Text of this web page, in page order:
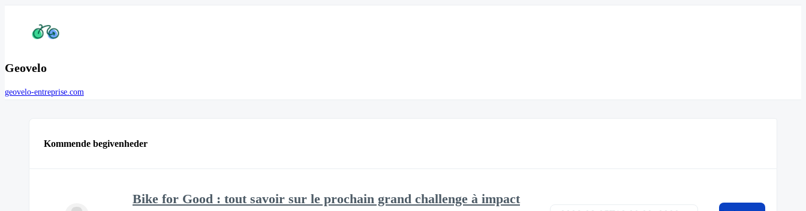
Geovelo
geovelo-entreprise.com
Kommende begivenheder
Bike for Good : tout savoir sur le prochain grand challenge à impact